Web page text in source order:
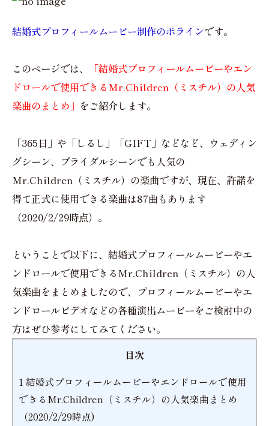
結婚式プロフィールムービー制作のポラインです。
このページでは、
「結婚式プロフィールムービーやエン
ドロールで使用できるMr.Children（ミスチル）の人気
楽曲のまとめ」 をご紹介します。
「365日」や「しるし」「GIFT」などなど、ウェディン
グシーン、ブライダルシーンでも人気の
Mr.Children（ミスチル）の楽曲ですが、現在、許諾を
得て正式に使用できる楽曲は87曲もあります
（2020/2/29時点）。
ということで以下に、結婚式プロフィールムービーやエ
ンドロールで使用できるMr.Children（ミスチル）の人
気楽曲をまとめましたので、プロフィールムービーやエ
ンドロールビデオなどの各種演出ムービーをご検討中の
方はぜひ参考にしてみてください。
目次
1結婚式プロフィールムービーやエンドロールで使用
できるMr.Children（ミスチル）の人気楽曲まとめ
（2020/2/29時点)